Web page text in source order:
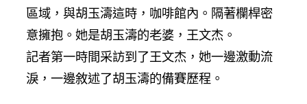
區域，與胡玉濤這時，咖啡館內。隔著欄桿密
意擁抱。她是胡玉濤的老婆，王文杰。
記者第一時間采訪到了王文杰，她一邊激動流
淚，一邊敘述了胡玉濤的備賽歷程。